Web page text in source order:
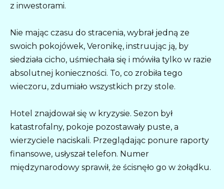
z inwestorami.
Nie mając czasu do stracenia, wybrał jedną ze
swoich pokojówek, Veronikę, instruując ją, by
siedziała cicho, uśmiechała się i mówiła tylko w razie
absolutnej konieczności. To, co zrobiła tego
wieczoru, zdumiało wszystkich przy stole.
Hotel znajdował się w kryzysie. Sezon był
katastrofalny, pokoje pozostawały puste, a
wierzyciele naciskali. Przeglądając ponure raporty
finansowe, usłyszał telefon. Numer
międzynarodowy sprawił, że ścisnęło go w żołądku.